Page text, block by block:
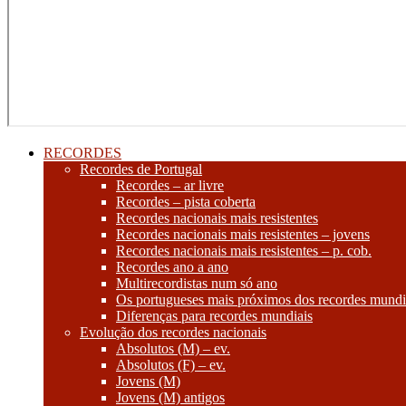
RECORDES
Recordes de Portugal
Recordes – ar livre
Recordes – pista coberta
Recordes nacionais mais resistentes
Recordes nacionais mais resistentes – jovens
Recordes nacionais mais resistentes – p. cob.
Recordes ano a ano
Multirecordistas num só ano
Os portugueses mais próximos dos recordes
Diferenças para recordes mundiais
Evolução dos recordes nacionais
Absolutos (M) – ev.
Absolutos (F) – ev.
Jovens (M)
Jovens (M) antigos